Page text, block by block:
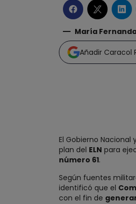
María
Añadir Caracol
El Gobierno Nacional
plan del ELN para
número 61.
Según fuentes
identificó que el
con el fin de